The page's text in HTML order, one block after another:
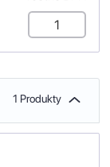
1 Produkty